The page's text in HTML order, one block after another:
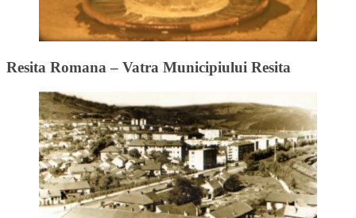
Resita Romana – Vatra Municipiului Resita